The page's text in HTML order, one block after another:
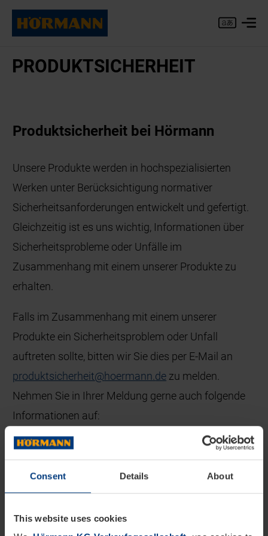
Consent Details About
This website uses cookies
PRO­DUKT­SI­CHER­HEIT
Produktsicherheit bei Hörmann
Unsere Produkte werden in hochspezialisierten
Werken unter Berücksichtigung normativer
Sicherheitsanforderungen entwickelt und gefertigt.
Gleichzeitig ist es uns wichtig, Informationen über
Sicherheitsprobleme oder Unfälle im
Zusammenhang mit einem unserer Produkte zu
erhalten.
Falls im Zusammenhang mit einem unserer
Produkte ein Sicherheitsproblem oder Unfall
auftreten sollte, bitten wir Sie dies per E-Mail an
produktsicherheit@hoermann de zu melden.
Nehmen Sie in Ihrer Meldung gerne auch folgende
Informationen auf:
betroffenes Produkt (falls vorhanden mit
Beschreibung des Sicherheitsproblems bzw.
Unfallhergangs